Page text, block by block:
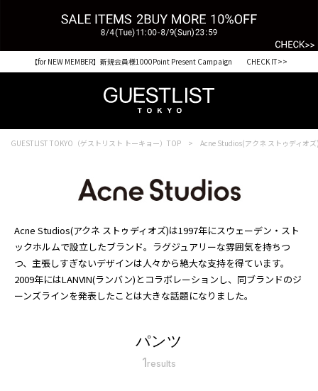
【for NEW MEMBER】新規会員様1000Point Present Campaign CHECK IT>>
GUESTLIST TOKYO（ゲストリスト トーキョー）TOP Acne Studios(アクネ ストゥディオ
Acne Studios(アクネ ストゥディオズ)は1997年にスウェーデン・スト
ックホルムで設立したブランド。ラグジュアリーな雰囲気を持ちつ
つ、主張しすぎないデザインは人々から絶大な支持を得ています。
2009年にはLANVIN(ランバン)とコラボレーションし、同ブランドのジ
ーンズラインを発表したことは大きな話題になりました。
パンツ
1results